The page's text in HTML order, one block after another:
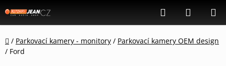
na
obsah
Hledat
KOŠÍK
Domů
/ Parkovací kamery - monitory / Parkovací kamery OEM design
/ Ford